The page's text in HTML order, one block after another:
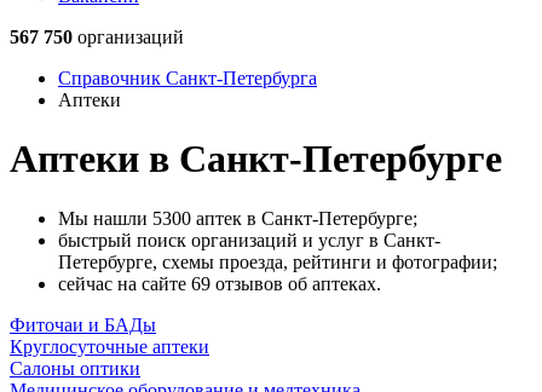
567 750 организаций
Справочник Санкт-Петербурга
Аптеки
Аптеки в Санкт-Петербурге
Мы нашли 5300 аптек в Санкт-Петербурге;
быстрый поиск организаций и услуг в Санкт-
Петербурге, схемы проезда, рейтинги и фотографии;
сейчас на сайте 69 отзывов об аптеках.
Фиточаи и БАДы
Круглосуточные аптеки
Салоны оптики